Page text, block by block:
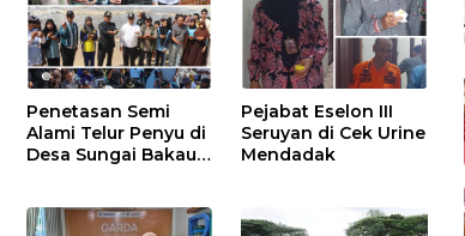
Penetasan Semi
Alami Telur Penyu di
Desa Sungai Bakau
Pejabat Eselon III
Seruyan di Cek Urine
Mendadak